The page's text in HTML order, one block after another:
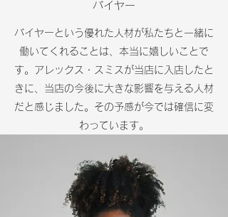
バイヤー
バイヤーという優れた人材が私たちと一緒に
働いてくれることは、本当に嬉しいことで
す。アレックス・スミスが当店に入店したと
きに、当店の今後に大きな影響を与える人材
だと感じました。その予感が今では確信に変
わっています。